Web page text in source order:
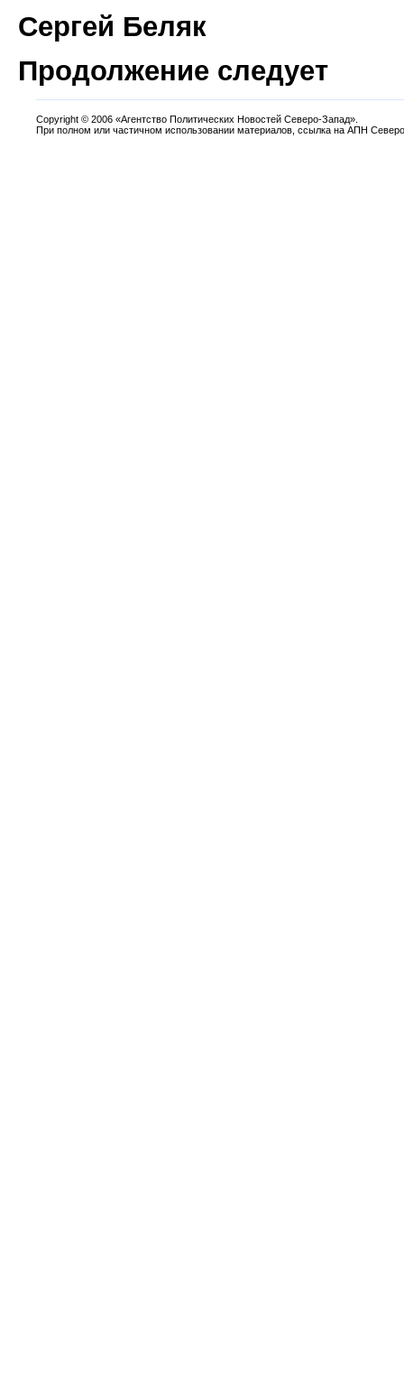
Сергей Беляк
Продолжение следует
Copyright © 2006 «Агентство Политических Новостей Северо-Запад».
При полном или частичном использовании материалов, ссылка на АПН